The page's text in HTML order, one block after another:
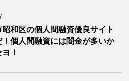
昭和区の個人間融資優良サイト
！個人間融資には闇金が多いか
！